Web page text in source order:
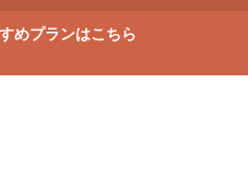
めプランはこちら